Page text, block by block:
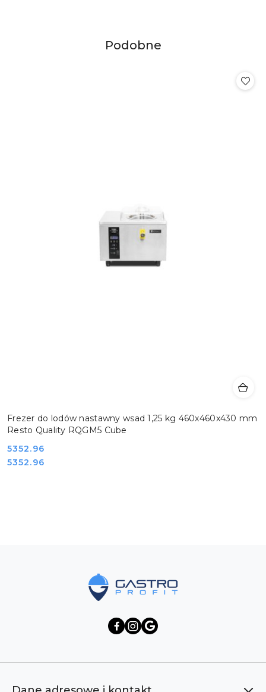
Pomiń karuzelę produktów
Produkty
Podobne
Frezer do lodów nastawny wsad 1,25 kg 460x460x430 mm
Resto Quality RQGM5 Cube
Cena:
5352.96
Cena:
5352.96